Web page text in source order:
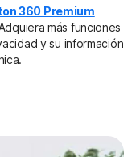
360 Premium
más funciones
y su información